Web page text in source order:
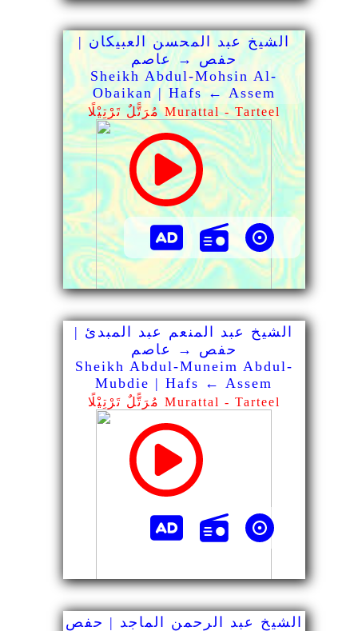
الشيخ عبد المحسن العبيكان |
حفص → عاصم
Sheikh Abdul-Mohsin Al-
Obaikan | Hafs ← Assem
مُرَتًّلٌ تَرْتِيْلًا Murattal - Tarteel
الشيخ عبد المنعم عبد المبدئ |
حفص → عاصم
Sheikh Abdul-Muneim Abdul-
Mubdie | Hafs ← Assem
مُرَتًّلٌ تَرْتِيْلًا Murattal - Tarteel
الشيخ عبد الرحمن الماجد | حفص